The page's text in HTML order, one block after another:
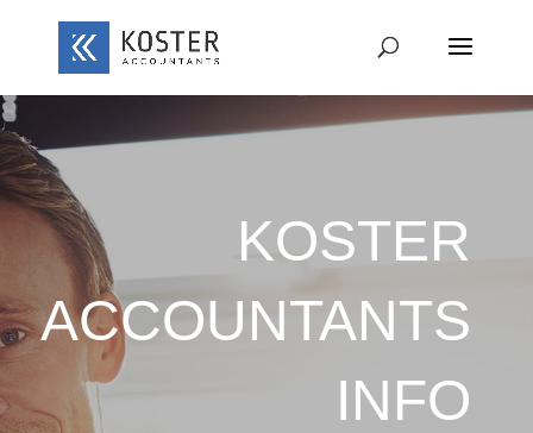
KOSTER
ACCOUNTANTS
INFO